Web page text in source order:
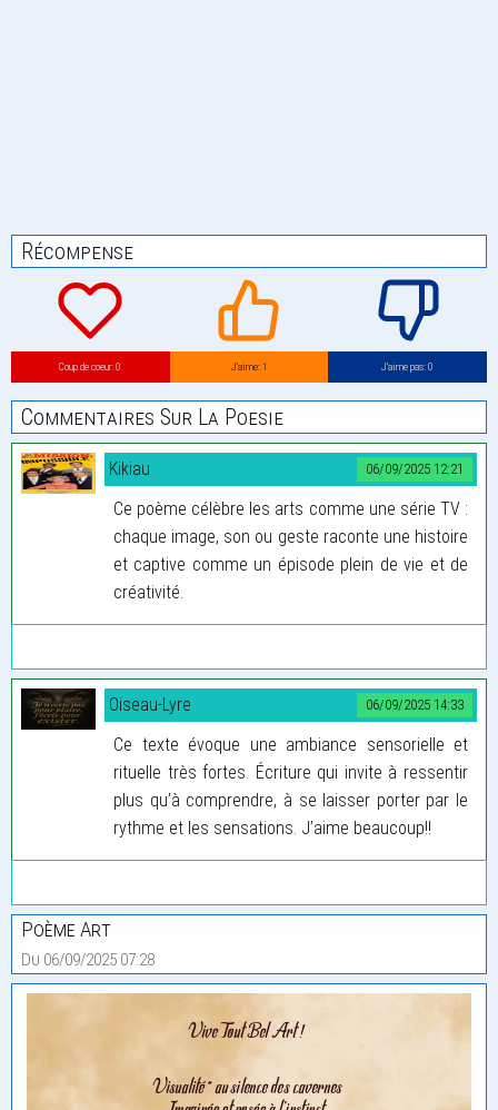
Récompense
Coup de coeur: 0 J’aime: 1 J’aime pas: 0
Commentaires Sur La Poesie
06/09/2025 12:21
Kikiau
Ce poème célèbre les arts comme une série TV :
chaque image, son ou geste raconte une histoire
et captive comme un épisode plein de vie et de
créativité.
06/09/2025 14:33
Oiseau-Lyre
Ce texte évoque une ambiance sensorielle et
rituelle très fortes. Écriture qui invite à ressentir
plus qu’à comprendre, à se laisser porter par le
rythme et les sensations. J’aime beaucoup!!
Poème Art
Du 06/09/2025 07:28